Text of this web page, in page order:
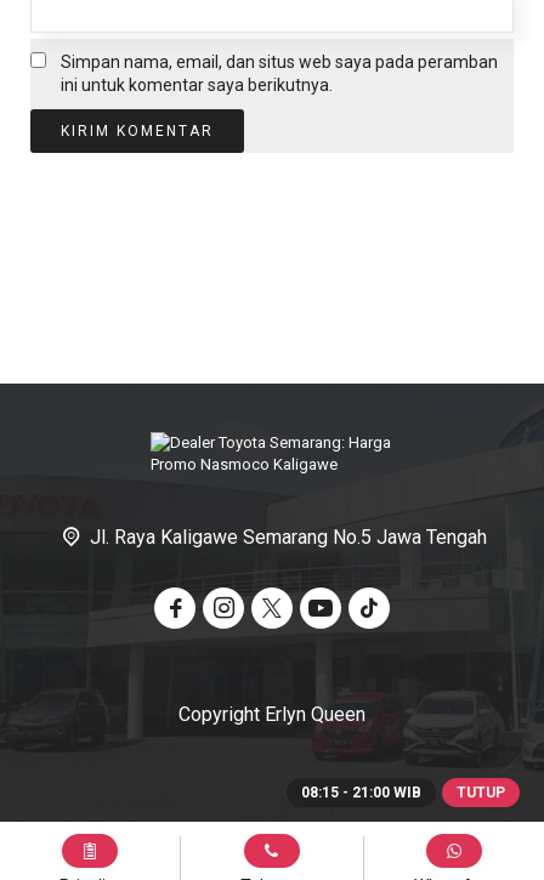
08:15 - 21:00 WIB TUTUP
Simpan nama, email, dan situs web saya pada peramban
ini untuk komentar saya berikutnya.
Jl. Raya Kaligawe Semarang No.5 Jawa Tengah
Copyright Erlyn Queen